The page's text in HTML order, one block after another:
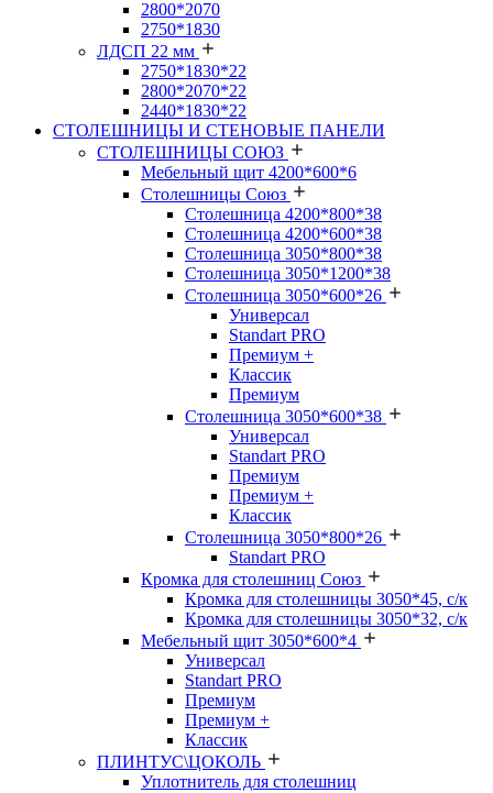
2800*2070
2750*1830
ЛДСП 22 мм
2750*1830*22
2800*2070*22
2440*1830*22
СТОЛЕШНИЦЫ И СТЕНОВЫЕ ПАНЕЛИ
СТОЛЕШНИЦЫ СОЮЗ
Мебельный щит 4200*600*6
Столешницы Союз
Столешница 4200*800*38
Столешница 4200*600*38
Столешница 3050*800*38
Столешница 3050*1200*38
Столешница 3050*600*26
Универсал
Standart PRO
Премиум +
Классик
Премиум
Столешница 3050*600*38
Универсал
Standart PRO
Премиум
Премиум +
Классик
Столешница 3050*800*26
Standart PRO
Кромка для столешниц Союз
Кромка для столешницы 3050*45, с/к
Кромка для столешницы 3050*32, с/к
Мебельный щит 3050*600*4
Универсал
Standart PRO
Премиум
Премиум +
Классик
ПЛИНТУС\ЦОКОЛЬ
Уплотнитель для столешниц